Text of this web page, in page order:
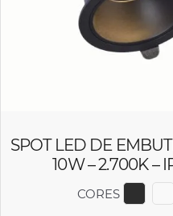
SPOT LED DE
10W – 2.700K –
CORES